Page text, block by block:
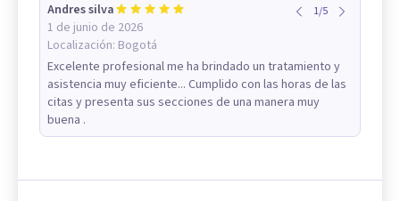
Andres silva
1 de junio de 2026
Localización: Bogotá
1/5
Excelente profesional me ha brindado un tratamiento y
asistencia muy eficiente... Cumplido con las horas de las
citas y presenta sus secciones de una manera muy
buena .